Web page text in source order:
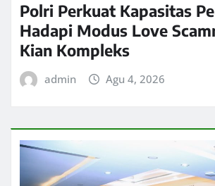
Polri Perkuat Kapasitas
Hadapi Modus Love
Kian Kompleks
admin Agu 4, 2026